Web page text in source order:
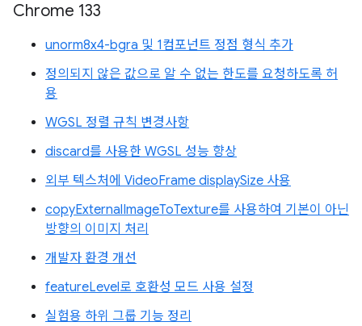
Chrome 133
unorm8x4-bgra 및 1컴포넌트 정점 형식 추가
정의되지 않은 값으로 알 수 없는 한도를 요청하도록 허
용
WGSL 정렬 규칙 변경사항
discard를 사용한 WGSL 성능 향상
외부 텍스처에 VideoFrame displaySize 사용
copyExternalImageToTexture를 사용하여 기본이 아닌
방향의 이미지 처리
개발자 환경 개선
featureLevel로 호환성 모드 사용 설정
실험용 하위 그룹 기능 정리